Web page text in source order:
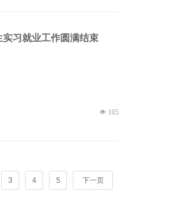
实习就业工作圆满结束
넶 105
3 4 5 下一页